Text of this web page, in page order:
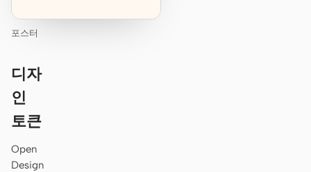
포스터
디자
인
토큰
Open
Design